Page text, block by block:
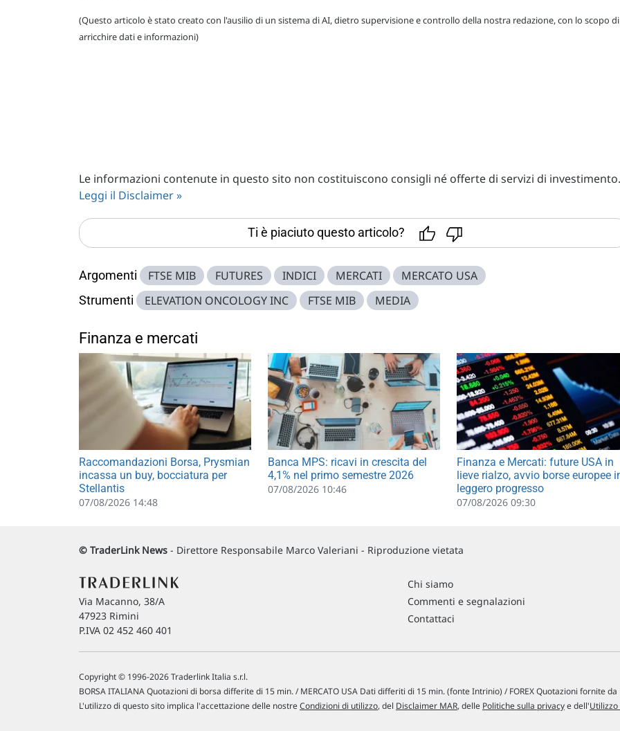
(Questo articolo è stato creato con l'ausilio di un sistema di AI, dietro supervisione e controllo della nostra redazione, con lo scopo di
arricchire dati e informazioni)
Le informazioni contenute in questo sito non costituiscono consigli né offerte di servizi di investimento.
Leggi il Disclaimer »
Ti è piaciuto questo articolo?
Argomenti FTSE MIB FUTURES INDICI MERCATI MERCATO USA
Strumenti ELEVATION ONCOLOGY INC FTSE MIB MEDIA
Finanza e mercati
Raccomandazioni Borsa, Prysmian
incassa un buy, bocciatura per
Stellantis
07/08/2026 14:48
Banca MPS: ricavi in crescita del
4,1% nel primo semestre 2026
07/08/2026 10:46
Finanza e Mercati: future USA in
lieve rialzo, avvio borse europee
leggero progresso
07/08/2026 09:30
© TraderLink News - Direttore Responsabile Marco Valeriani - Riproduzione vietata
Via Macanno, 38/A
47923 Rimini
P.IVA 02 452 460 401
Chi siamo
Commenti e segnalazioni
Contattaci
Copyright © 1996-2026 Traderlink Italia s.r.l.
BORSA ITALIANA Quotazioni di borsa differite di 15 min. / MERCATO USA Dati differiti di 15 min. (fonte Intrinio) / FOREX Quotazioni fornite da
L'utilizzo di questo sito implica l'accettazione delle nostreCondizioni di utilizzo, del Disclaimer MAR, delle Politiche sulla privacye dell'